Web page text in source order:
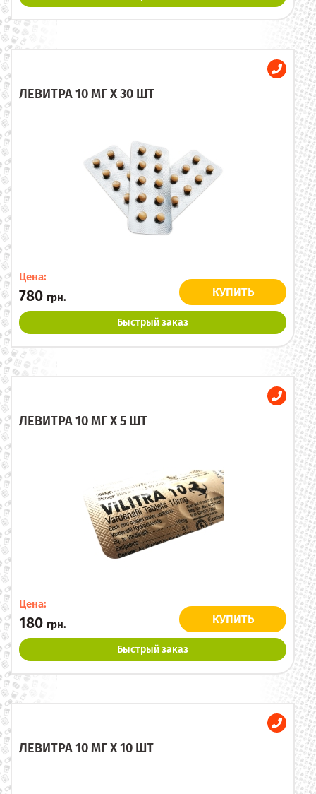
ЛЕВИТРА 10 МГ X 30 ШТ
Цена:
780 грн. КУПИТЬ
Быстрый заказ
ЛЕВИТРА 10 МГ X 5 ШТ
Цена:
180 грн. КУПИТЬ
Быстрый заказ
ЛЕВИТРА 10 МГ X 10 ШТ